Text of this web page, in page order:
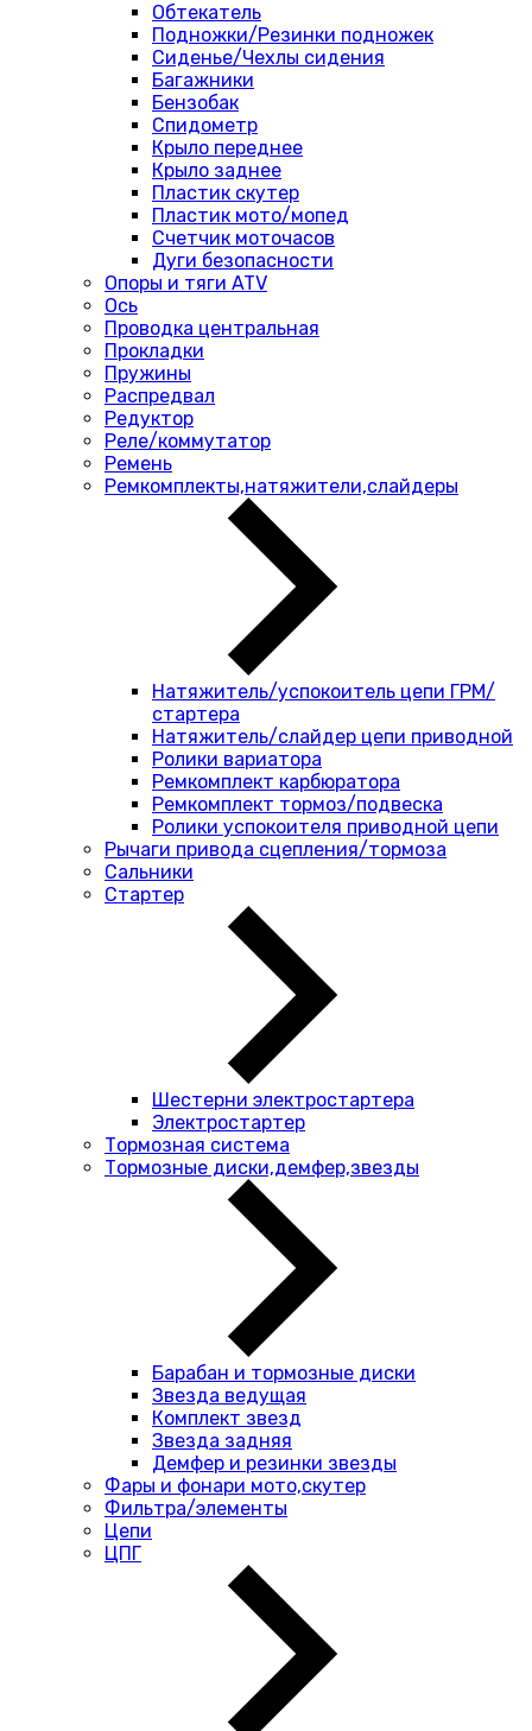
Обтекатель
Подножки/Резинки подножек
Сиденье/Чехлы сидения
Багажники
Бензобак
Спидометр
Крыло переднее
Крыло заднее
Пластик скутер
Пластик мото/мопед
Счетчик моточасов
Дуги безопасности
Опоры и тяги ATV
Ось
Проводка центральная
Прокладки
Пружины
Распредвал
Редуктор
Реле/коммутатор
Ремень
Ремкомплекты,натяжители,слайдеры
Натяжитель/успокоитель цепи ГРМ/
стартера
Натяжитель/слайдер цепи приводной
Ролики вариатора
Ремкомплект карбюратора
Ремкомплект тормоз/подвеска
Ролики успокоителя приводной цепи
Рычаги привода сцепления/тормоза
Сальники
Стартер
Шестерни электростартера
Электростартер
Тормозная система
Тормозные диски,демфер,звезды
Барабан и тормозные диски
Звезда ведущая
Комплект звезд
Звезда задняя
Демфер и резинки звезды
Фары и фонари мото,скутер
Фильтра/элементы
Цепи
ЦПГ